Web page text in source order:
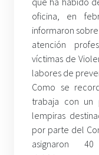
oficina, en
informaron
atención
víctimas de
labores de
Como se
trabaja con un
lempiras
por parte del
asignaron